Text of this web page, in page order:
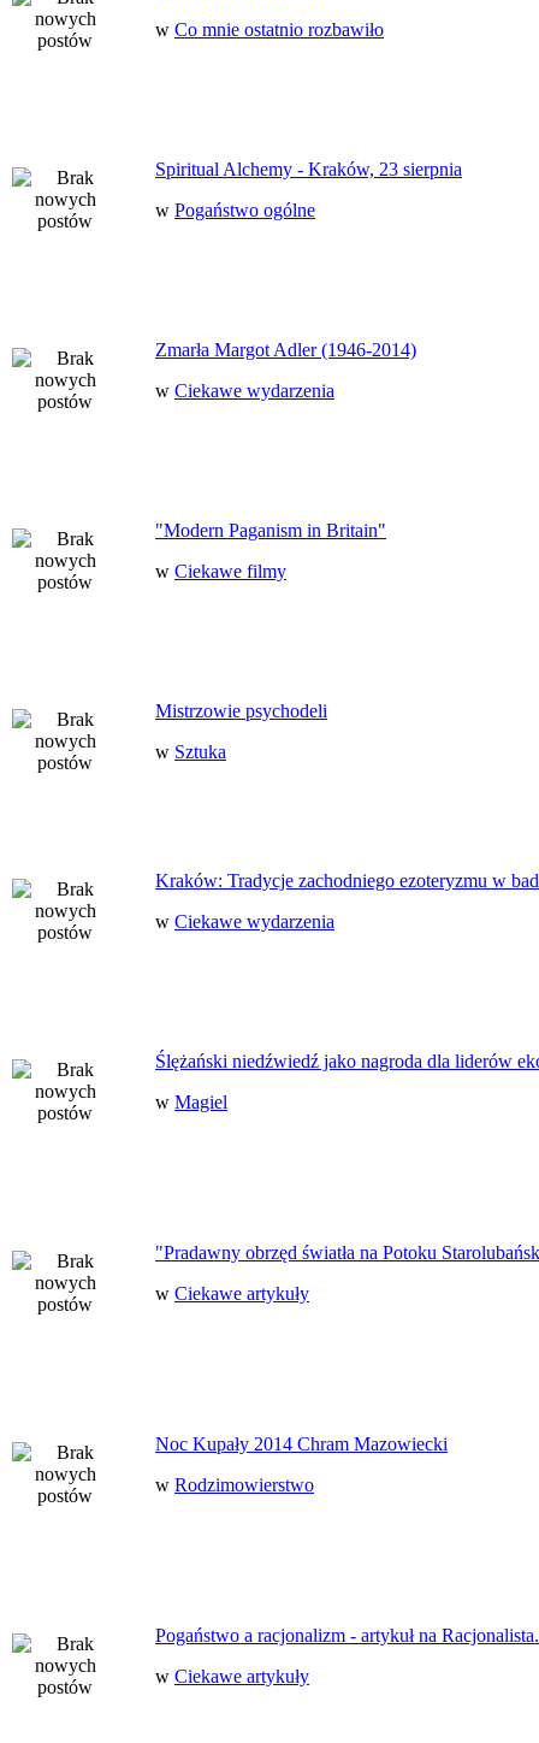
w Co mnie ostatnio rozbawiło
Spiritual Alchemy - Kraków, 23 sierpnia
w Pogaństwo ogólne
Zmarła Margot Adler (1946-2014)
w Ciekawe wydarzenia
"Modern Paganism in Britain"
w Ciekawe filmy
Mistrzowie psychodeli
w Sztuka
Kraków: Tradycje zachodniego ezoteryzmu w
w Ciekawe wydarzenia
Ślężański niedźwiedź jako nagroda dla liderów
w Magiel
"Pradawny obrzęd światła na Potoku
w Ciekawe artykuły
Noc Kupały 2014 Chram Mazowiecki
w Rodzimowierstwo
Pogaństwo a racjonalizm - artykuł na
w Ciekawe artykuły